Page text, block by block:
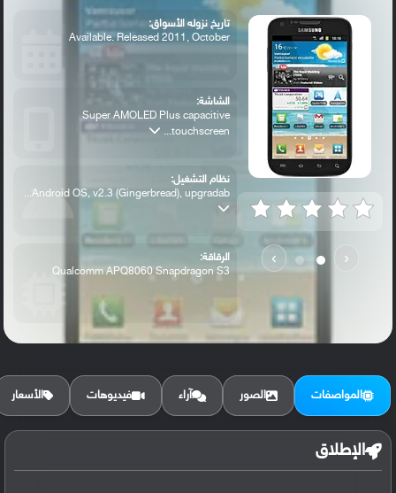
‹
›
تاريخ نزوله الأسواق:
Available. Released 2011, October
الشاشة:
Super AMOLED Plus capacitive
touchscreen...
نظام التشغيل:
Android OS, v2.3 (Gingerbread), upgradab...
الرقاقة:
Qualcomm APQ8060 Snapdragon S3
الرام / التخزين:
المواصفات الصور آراء فيديوهات الأسعار
الإطلاق